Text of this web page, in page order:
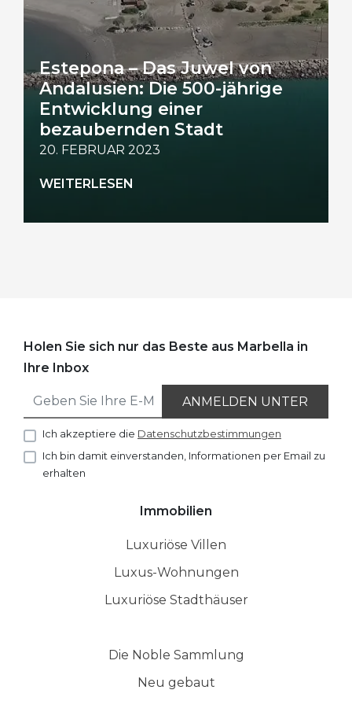
Estepona – Das Juwel von
Andalusien: Die 500-jährige
Entwicklung einer
bezaubernden Stadt
20. FEBRUAR 2023
WEITERLESEN
Holen Sie sich nur das Beste aus Marbella in
Ihre Inbox
ANMELDEN UNTER
Ich akzeptiere die Datenschutzbestimmungen
Ich bin damit einverstanden, Informationen per Email zu
erhalten
Immobilien
Luxuriöse Villen
Luxus-Wohnungen
Luxuriöse Stadthäuser
Die Noble Sammlung
Neu gebaut